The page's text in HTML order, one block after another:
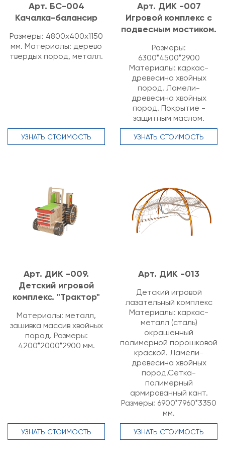
Арт. БС-004
Качалка-балансир
Размеры: 4800х400х1150
мм. Материалы: дерево
твердых пород, металл.
УЗНАТЬ СТОИМОСТЬ
Арт. ДИК -007
Игровой комплекс с
подвесным мостиком.
Размеры:
6300*4500*2900
Материалы: каркас-
древесина хвойных
пород. Ламели-
древесина хвойных
пород. Покрытие -
защитным маслом.
УЗНАТЬ СТОИМОСТЬ
Арт. ДИК -009.
Детский игровой
комплекс. "Трактор"
Материалы: металл,
зашивка массив хвойных
пород. Размеры:
4200*2000*2900 мм.
УЗНАТЬ СТОИМОСТЬ
Арт. ДИК -013
Детский игровой
лазательный комплекс
Материалы: каркас-
металл (сталь)
окрашенный
полимерной порошковой
краской. Ламели-
древесина хвойных
пород.Сетка-
полимерный
армированный кант.
Размеры: 6900*7960*3350
мм.
УЗНАТЬ СТОИМОСТЬ